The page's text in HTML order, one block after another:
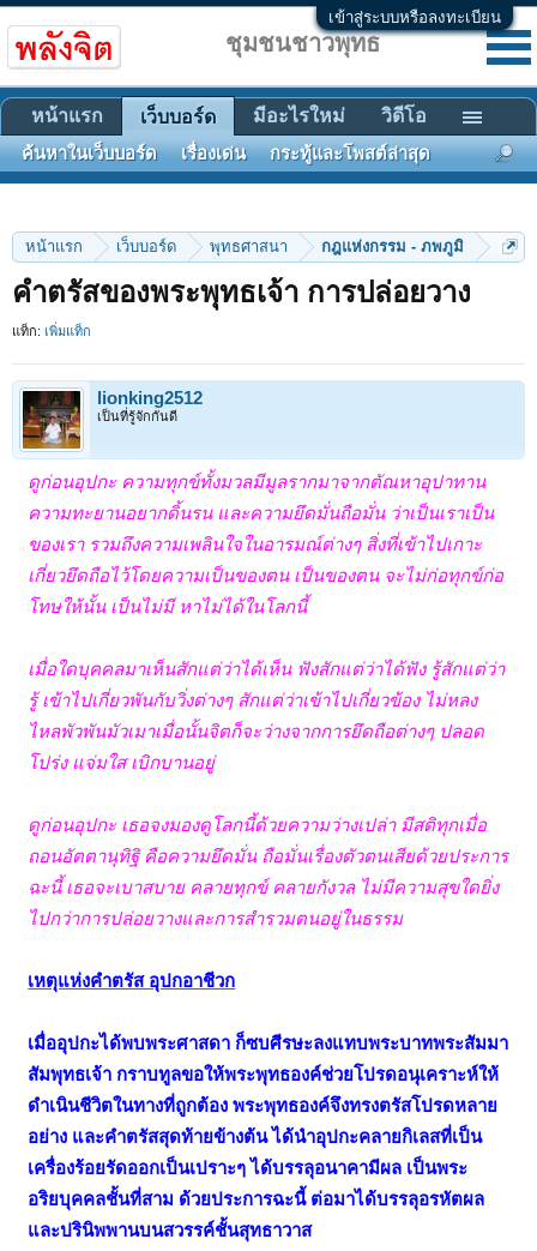
เข้าสู่ระบบหรือลงทะเบียน
หน้าแรก เว็บบอร์ด พุทธศาสนา กฎแห่งกรรม - ภพภูมิ
คำตรัสของพระพุทธเจ้า การปล่อยวาง
แท็ก: เพิ่มแท็ก
lionking2512
เป็นที่รู้จักกันดี
ดูก่อนอุปกะ ความทุกข์ทั้งมวลมีมูลรากมาจากตัณหาอุปาทาน
ความทะยานอยากดิ้นรน และความยึดมั่นถือมั่น ว่าเป็นเราเป็น
ของเรา รวมถึงความเพลินใจในอารมณ์ต่างๆ สิ่งที่เข้าไปเกาะ
เกี่ยวยึดถือไว้โดยความเป็นของตน เป็นของตน จะไม่ก่อทุกข์ก่อ
โทษให้นั้น เป็นไม่มี หาไม่ได้ในโลกนี้
เมื่อใดบุคคลมาเห็นสักแต่ว่าได้เห็น ฟังสักแต่ว่าได้ฟัง รู้สักแต่ว่า
รู้ เข้าไปเกี่ยวพันกับวิ่งต่างๆ สักแต่ว่าเข้าไปเกี่ยวข้อง ไม่หลง
ไหลพัวพันมัวเมาเมื่อนั้นจิตก็จะว่างจากการยึดถือต่างๆ ปลอด
โปร่ง แจ่มใส เบิกบานอยู่
ดูก่อนอุปกะ เธอจงมองดูโลกนี้ด้วยความว่างเปล่า มีสติทุกเมื่อ
ถอนอัตตานุทิฐิ คือความยึดมั่น ถือมั่นเรื่องตัวตนเสียด้วยประการ
ฉะนี้ เธอจะเบาสบาย คลายทุกข์ คลายกังวล ไม่มีความสุขใดยิ่ง
ไปกว่าการปล่อยวางและการสำรวมตนอยู่ในธรรม
เหตุแห่งคำตรัส อุปกอาชีวก
เมื่ออุปกะได้พบพระศาสดา ก็ซบศีรษะลงแทบพระบาทพระสัมมา
สัมพุทธเจ้า กราบทูลขอให้พระพุทธองค์ช่วยโปรดอนุเคราะห์ให้
ดำเนินชีวิตในทางที่ถูกต้อง พระพุทธองค์จึงทรงตรัสโปรดหลาย
อย่าง และคำตรัสสุดท้ายข้างต้น ได้นำอุปกะคลายกิเลสที่เป็น
เครื่องร้อยรัดออกเป็นเปราะๆ ได้บรรลุอนาคามีผล เป็นพระ
อริยบุคคลชั้นที่สาม ด้วยประการฉะนี้ ต่อมาได้บรรลุอรหัตผล
และปรินิพพานบนสวรรค์ชั้นสุทธาวาส
ชุมชนชาวพุทธ
หน้าแรก เว็บบอร์ด
ค้นหาในเว็บบอร์ด เรื่องเด่น กระทู้และโพสต์ล่าสุด
มีอะไรใหม่ วิดีโอ